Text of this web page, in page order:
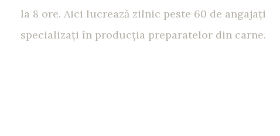
la 8 ore. Aici lucrează zilnic peste 60 de angajaţi
specializaţi în producţia preparatelor din carne.